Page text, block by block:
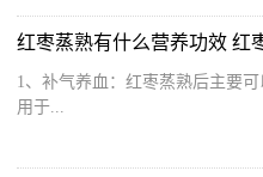
红枣蒸熟有什么营养功效 红
1、补气养血：红枣蒸熟后主要
用于...